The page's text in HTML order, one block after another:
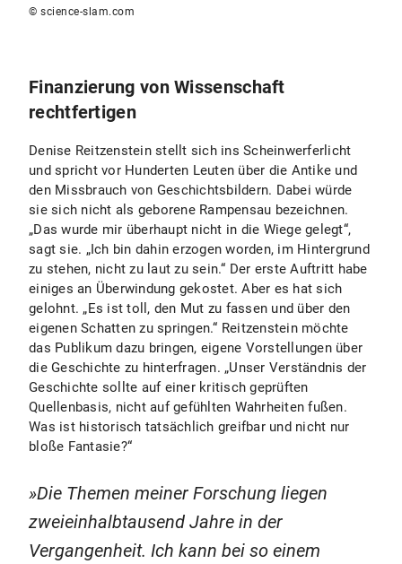
© science-slam.com
Finanzierung von Wissenschaft
rechtfertigen
Denise Reitzenstein stellt sich ins Scheinwerferlicht
und spricht vor Hunderten Leuten über die Antike und
den Missbrauch von Geschichtsbildern. Dabei würde
sie sich nicht als geborene Rampensau bezeichnen.
„Das wurde mir überhaupt nicht in die Wiege gelegt“,
sagt sie. „Ich bin dahin erzogen worden, im Hintergrund
zu stehen, nicht zu laut zu sein.“ Der erste Auftritt habe
einiges an Überwindung gekostet. Aber es hat sich
gelohnt. „Es ist toll, den Mut zu fassen und über den
eigenen Schatten zu springen.“ Reitzenstein möchte
das Publikum dazu bringen, eigene Vorstellungen über
die Geschichte zu hinterfragen. „Unser Verständnis der
Geschichte sollte auf einer kritisch geprüften
Quellenbasis, nicht auf gefühlten Wahrheiten fußen.
Was ist historisch tatsächlich greifbar und nicht nur
bloße Fantasie?“
Die Themen meiner Forschung liegen
zweieinhalbtausend Jahre in der
Vergangenheit. Ich kann bei so einem